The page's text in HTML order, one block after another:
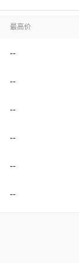
最高价
--
--
--
--
--
--